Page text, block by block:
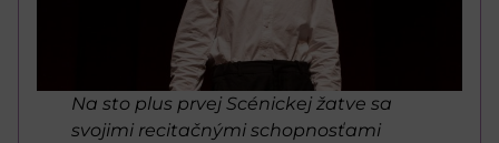
Na sto plus prvej Scénickej žatve sa
svojimi recitačnými schopnosťami